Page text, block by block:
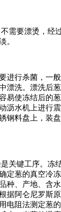
需要漂烫，经
。
进行杀菌，一般
漂洗。漂洗后
易使冻结后的
沥水机上进行
钢料盘上，装
关键工序。冻
定葱的真空冷
种、产地、含
据阿仑尼罗斯
电阻法测定葱